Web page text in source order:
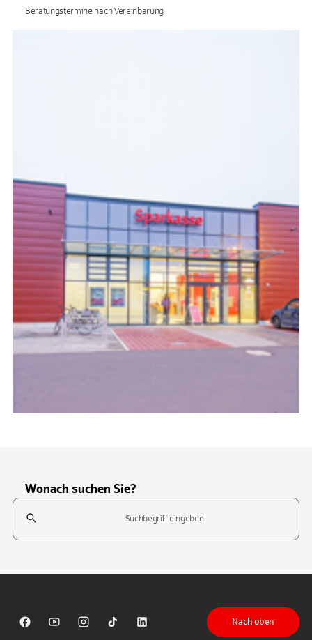
Beratungstermine nach Vereinbarung
Wonach suchen Sie?
Suchfeld
Sparkasse auf Facebook
Sparkasse auf Youtube
Sparkasse auf Instagram
Sparkasse auf TikTok
Sparkasse auf LinkedIn
Nach oben